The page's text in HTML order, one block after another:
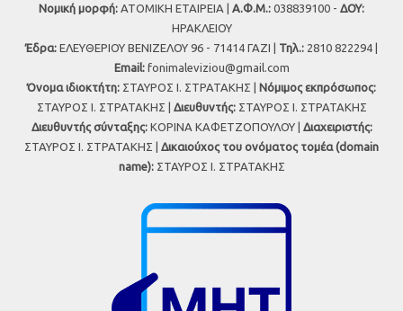
Νομική μορφή: ΑΤΟΜΙΚΗ ΕΤΑΙΡΕΙΑ | Α.Φ.Μ.: 038839100 - ΔΟΥ:
ΗΡΑΚΛΕΙΟΥ
Έδρα: ΕΛΕΥΘΕΡΙΟΥ ΒΕΝΙΖΕΛΟΥ 96 - 71414 ΓΑΖΙ | Τηλ.: 2810 822294 |
Εmail: fonimaleviziou@gmail.com
Όνομα ιδιοκτήτη: ΣΤΑΥΡΟΣ Ι. ΣΤΡΑΤΑΚΗΣ | Νόμιμος εκπρόσωπος:
ΣΤΑΥΡΟΣ Ι. ΣΤΡΑΤΑΚΗΣ | Διευθυντής:ΣΤΑΥΡΟΣ Ι. ΣΤΡΑΤΑΚΗΣ
Διευθυντής σύνταξης:ΚΟΡΙΝΑ ΚΑΦΕΤΖΟΠΟΥΛΟΥ | Διαχειριστής:
ΣΤΑΥΡΟΣ Ι. ΣΤΡΑΤΑΚΗΣ | Δικαιούχος του ονόματος τομέα (domain
name):ΣΤΑΥΡΟΣ Ι. ΣΤΡΑΤΑΚΗΣ